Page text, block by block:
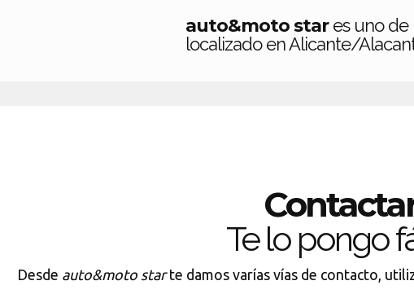
auto&moto stares uno de
localizado en Alicante/
Te lo pongo
Desde auto&moto starte damos varías vías de contacto,